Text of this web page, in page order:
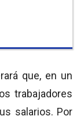
que, en un
trabajadores
salarios. Por